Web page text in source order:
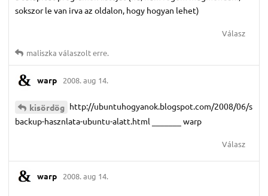
sokszor le van irva az oldalon, hogy hogyan lehet)
Válasz
maliszka válaszolt erre.
warp 2008. aug 14.
kisördög http://ubuntuhogyanok.blogspot.com/2008/06/s
backup-hasznlata-ubuntu-alatt.html _______ warp
Válasz
warp 2008. aug 14.